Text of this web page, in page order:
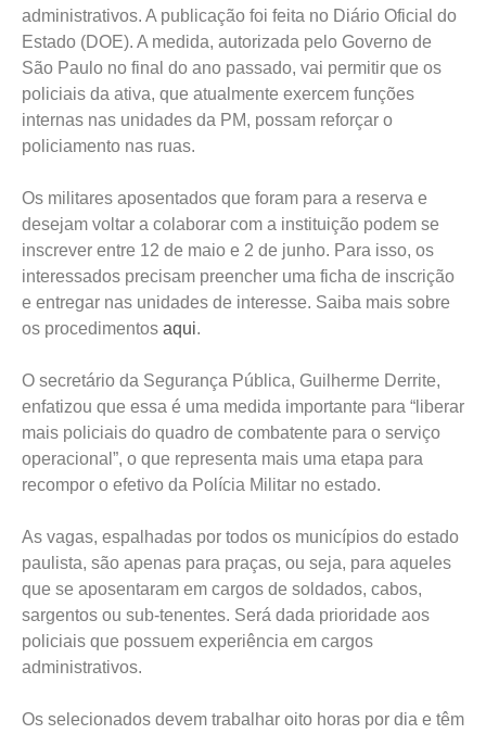
administrativos. A publicação foi feita no Diário Oficial do
Estado (DOE). A medida, autorizada pelo Governo de
São Paulo no final do ano passado, vai permitir que os
policiais da ativa, que atualmente exercem funções
internas nas unidades da PM, possam reforçar o
policiamento nas ruas.
Os militares aposentados que foram para a reserva e
desejam voltar a colaborar com a instituição podem se
inscrever entre 12 de maio e 2 de junho. Para isso, os
interessados precisam preencher uma ficha de inscrição
e entregar nas unidades de interesse. Saiba mais sobre
os procedimentos aqui.
O secretário da Segurança Pública, Guilherme Derrite,
enfatizou que essa é uma medida importante para “liberar
mais policiais do quadro de combatente para o serviço
operacional”, o que representa mais uma etapa para
recompor o efetivo da Polícia Militar no estado.
As vagas, espalhadas por todos os municípios do estado
paulista, são apenas para praças, ou seja, para aqueles
que se aposentaram em cargos de soldados, cabos,
sargentos ou sub-tenentes. Será dada prioridade aos
policiais que possuem experiência em cargos
administrativos.
Os selecionados devem trabalhar oito horas por dia e têm